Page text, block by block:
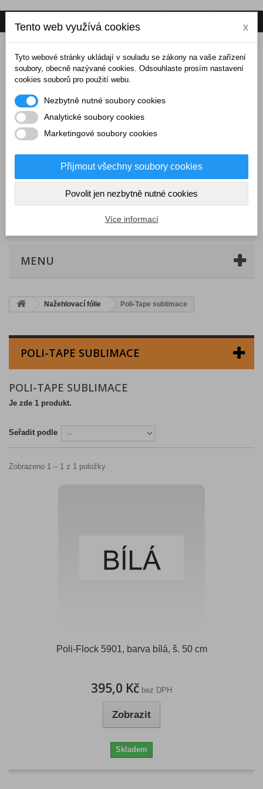
(prázdný)
MENU
Nažehlovací fólie Poli-Tape sublimace
POLI-TAPE SUBLIMACE
POLI-TAPE SUBLIMACE
Je zde 1 produkt.
Seřadit podle
Zobrazeno 1 – 1 z 1 položky
Poli-Flock 5901, barva bílá, š. 50 cm
395,0 Kč bez DPH
Zobrazit
Skladem
Tento web využívá cookies x
Tyto webové stránky ukládají v souladu se zákony na vaše zařízení
soubory, obecně nazývané cookies. Odsouhlaste prosím nastavení
cookies souborů pro použití webu.
Nezbytně nutné soubory cookies
Analytické soubory cookies
Marketingové soubory cookies
Přijmout všechny soubory cookies
Povolit jen nezbytně nutné cookies
Více informací